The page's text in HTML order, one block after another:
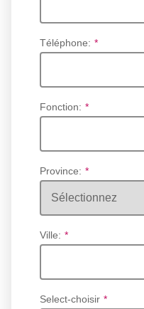
*
Téléphone:
*
Fonction:
*
Province:
*
Ville:
*
Select-choisir